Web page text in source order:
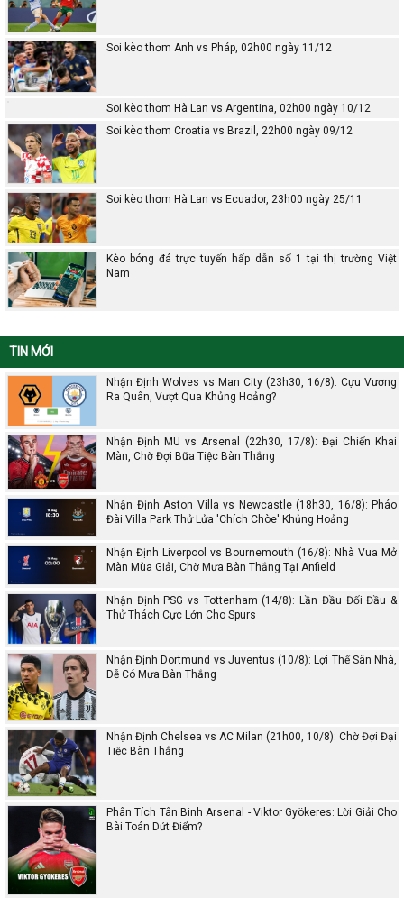
Soi kèo thơm Anh vs Pháp, 02h00 ngày 11/12
Soi kèo thơm Hà Lan vs Argentina, 02h00 ngày 10/12
Soi kèo thơm Croatia vs Brazil, 22h00 ngày 09/12
Soi kèo thơm Hà Lan vs Ecuador, 23h00 ngày 25/11
Kèo bóng đá trực tuyến hấp dẫn số 1 tại thị trường Việt
Nam
TIN MỚI
Nhận Định Wolves vs Man City (23h30, 16/8): Cựu Vương
Ra Quân, Vượt Qua Khủng Hoảng?
Nhận Định MU vs Arsenal (22h30, 17/8): Đại Chiến Khai
Màn, Chờ Đợi Bữa Tiệc Bàn Thắng
Nhận Định Aston Villa vs Newcastle (18h30, 16/8): Pháo
Đài Villa Park Thử Lửa 'Chích Chòe' Khủng Hoảng
Nhận Định Liverpool vs Bournemouth (16/8): Nhà Vua Mở
Màn Mùa Giải, Chờ Mưa Bàn Thắng Tại Anfield
Nhận Định PSG vs Tottenham (14/8): Lần Đầu Đối Đầu &
Thử Thách Cực Lớn Cho Spurs
Nhận Định Dortmund vs Juventus (10/8): Lợi Thế Sân Nhà,
Dễ Có Mưa Bàn Thắng
Nhận Định Chelsea vs AC Milan (21h00, 10/8): Chờ Đợi Đại
Tiệc Bàn Thắng
Phân Tích Tân Binh Arsenal - Viktor Gyökeres: Lời Giải Cho
Bài Toán Dứt Điểm?